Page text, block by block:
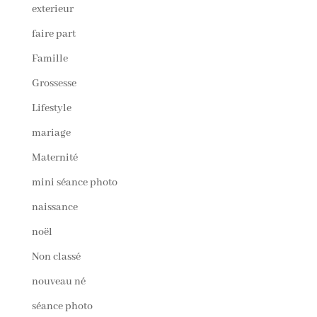
exterieur
faire part
Famille
Grossesse
Lifestyle
mariage
Maternité
mini séance photo
naissance
noël
Non classé
nouveau né
séance photo